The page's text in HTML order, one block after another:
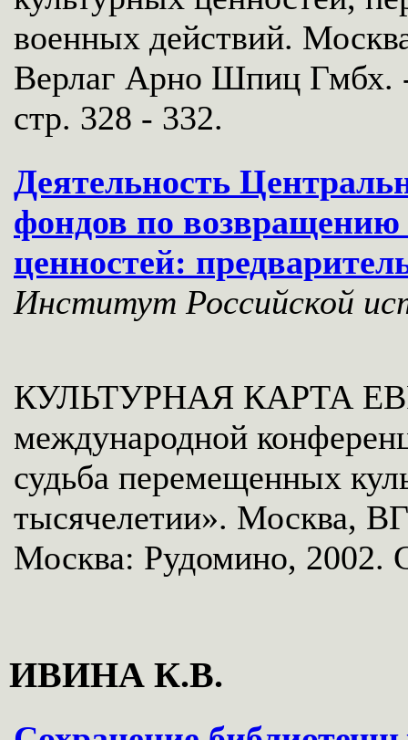
военных действий.
Верлаг Арно Шпиц Гмбх.
стр. 328 - 332.
Деятельность
фондов по
ценностей:
Институт Российской
КУЛЬТУРНАЯ КАРТА
международной
судьба перемещенных
тысячелетии». Москва,
Москва: Рудомино, 2002.
ИВИНА К.В.